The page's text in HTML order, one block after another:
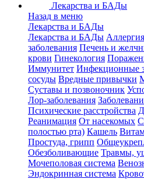
Лекарства и БАДы
Назад в меню
Лекарства и БАДы
Лекарства и БАДы Аллергия
заболевания Печень и
крови Гинекология
Иммунитет Инфекционные
сосуды Вредные привычки
Суставы и позвоночник
Лор-заболевания
Психические расстройства
Реанимация От насекомых
полостью рта) Кашель
Простуда, грипп
Обезболивающие Травмы,
Мочеполовая система
Эндокринная система